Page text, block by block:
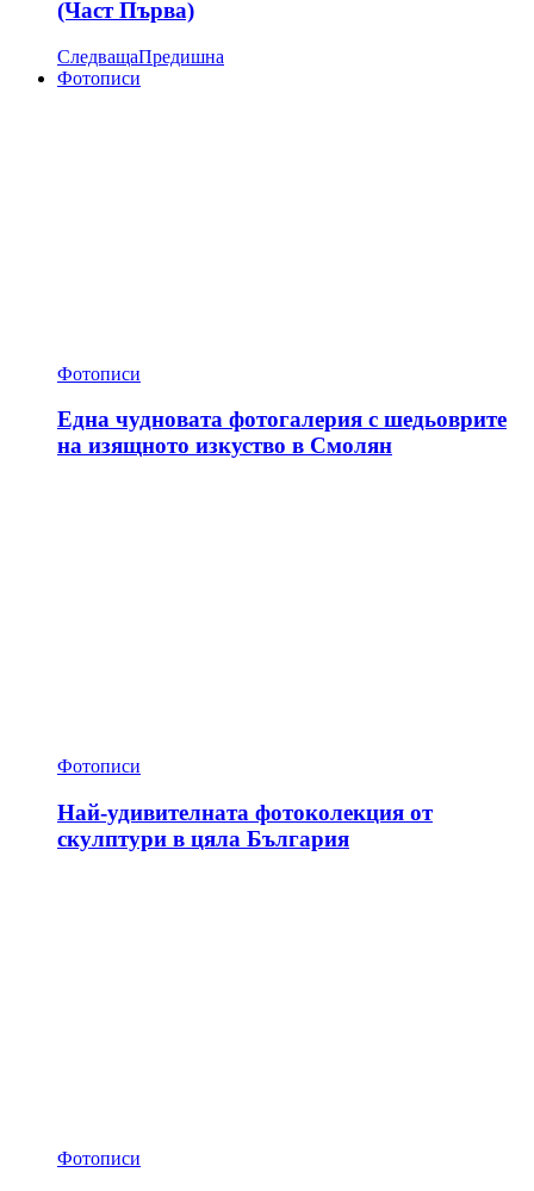
(Част Първа)
СледващаПредишна
Фотописи
Фотописи
Една чудновата фотогалерия с шедьоврите
на изящното изкуство в Смолян
Фотописи
Най-удивителната фотоколекция от
скулптури в цяла България
Фотописи